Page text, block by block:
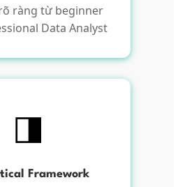
ràng từ beginner
Data Analyst
◨
Framework